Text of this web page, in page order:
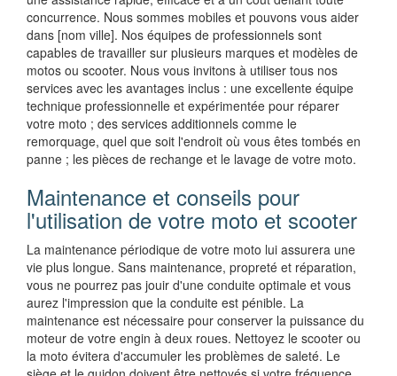
concurrence. Nous sommes mobiles et pouvons vous aider
dans [nom ville]. Nos équipes de professionnels sont
capables de travailler sur plusieurs marques et modèles de
motos ou scooter. Nous vous invitons à utiliser tous nos
services avec les avantages inclus : une excellente équipe
technique professionnelle et expérimentée pour réparer
votre moto ; des services additionnels comme le
remorquage, quel que soit l'endroit où vous êtes tombés en
panne ; les pièces de rechange et le lavage de votre moto.
Maintenance et conseils pour
l'utilisation de votre moto et scooter
La maintenance périodique de votre moto lui assurera une
vie plus longue. Sans maintenance, propreté et réparation,
vous ne pourrez pas jouir d'une conduite optimale et vous
aurez l'impression que la conduite est pénible. La
maintenance est nécessaire pour conserver la puissance du
moteur de votre engin à deux roues. Nettoyez le scooter ou
la moto évitera d'accumuler les problèmes de saleté. Le